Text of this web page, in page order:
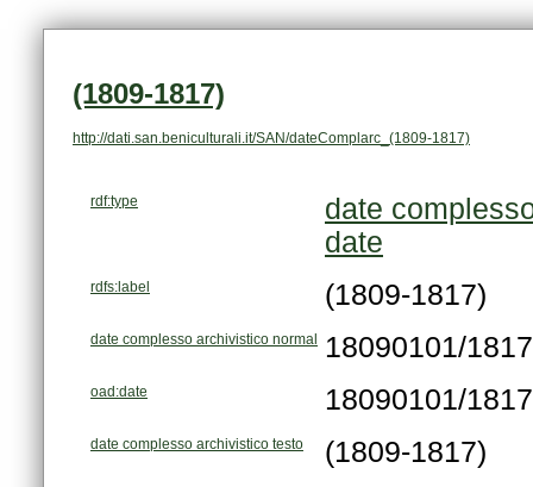
(1809-1817)
http://dati.san.beniculturali.it/SAN/dateComplarc_(1809-1817)
rdf:type
date
date
rdfs:label (1809-1817)
date complesso archivistico normal 18090101/
oad:date 18090101/
date complesso archivistico testo (1809-1817)